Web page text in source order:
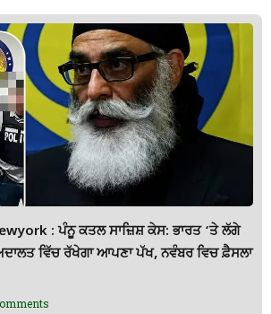
: ਪੰਨੂ ਕਤਲ ਸਾਜ਼ਿਸ਼ ਕੇਸ: ਭਾਰਤ ‘ਤੇ ਲੱਗੇ
ਵਿੱਚ ਰੱਖੇਗਾ ਆਪਣਾ ਪੱਖ, ਨਵੰਬਰ ਵਿਚ ਫ਼ੈਸਲਾ